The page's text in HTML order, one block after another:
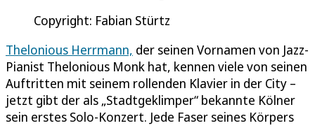
Copyright: Fabian Stürtz
Thelonious Herrmann, der seinen Vornamen von Jazz-
Pianist Thelonious Monk hat, kennen viele von seinen
Auftritten mit seinem rollenden Klavier in der City –
jetzt gibt der als „Stadtgeklimper“ bekannte Kölner
sein erstes Solo-Konzert. Jede Faser seines Körpers